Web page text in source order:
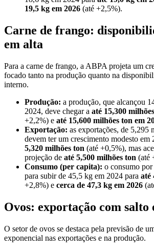
19,5 kg em 2026 (até +2,5%).
Carne de frango:
em alta
Para a carne de frango, a ABPA projeta um
focado tanto na produção quanto na
interno.
Produção: a produção, que alcançou
2024, deve chegar a até 15,300
+2,2%) e até 15,600 milhões ton em
Exportação: as exportações, de 5,295
devem ter um crescimento modesto em
5,320 milhões ton (até +0,5%), mas
projeção de até 5,500 milhões ton (até
Consumo (per capita): o consumo
para subir de 45,5 kg em 2024 para até
+2,8%) e cerca de 47,3 kg em 2026
Ovos: exportação com salto
O setor de ovos se destaca pela previsão de
exponencial nas exportações e na produção.